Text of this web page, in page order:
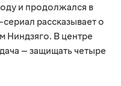
и продолжался в
рассказывает о
Ниндзяго. В центре
— защищать четыре